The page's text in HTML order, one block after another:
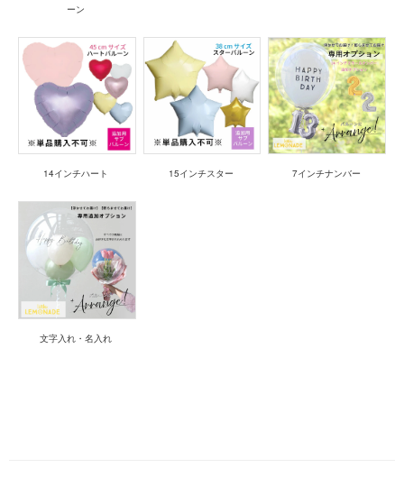
ーン
14インチハート 15インチスター 7インチナンバー
文字入れ・名入れ